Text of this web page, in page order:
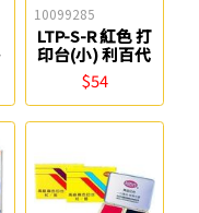
10099285
LTP-S-R 紅色 打
印台(小) 利百代
$54